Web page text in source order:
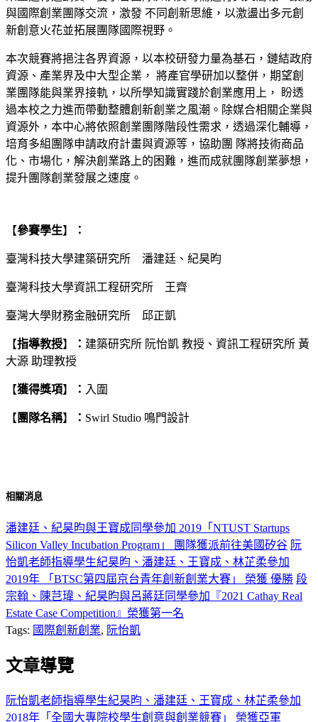
與國際創業團隊交流，激發 不同創新思維，以激盪出多元創
新創意火花並拓展團隊國際視野。
本次競賽將挹注各界資源，以本校研發力量為基石，鏈結政府
資源、產業界及中大型企業， 將產官學研加以整併，期望創
業團隊能與業界接軌，以所學知識實踐於創業應用上， 盼透
過本校之力進而帶動整體創新創業之風潮。除媒合相關企業與
資源外，本中心將依照創業團隊階段性需求，透過深化輔導，
培育多組團隊申請政府計畫與資源等，協助團 隊將技術商品
化、市場化，解決創業路上的困難，進而成就團隊創業夢想，
提升團隊創業發展之速度。
【參賽學生】 ：
臺灣科技大學建築研究所 潘建廷、紀昊昀
臺灣科技大學資訊工程研究所 王齊
臺灣大學財務金融研究所 邱正凱
【指導教授】 ： 建築研究所 阮怡凱 教授、資訊工程研究所 黃
大源 助理教授
【獲得獎項】 ： 入圍
【 團隊名稱】 ： Swirl Studio 鳴門設計
相關消息
潘建廷、紀昊昀與王寶成同學參加 2019「NTUST Startups
Silicon Valley Incubation Program」 團隊獲派前往美國矽谷 阮
怡凱老師指導學生紀昊昀、潘建廷、王寶成、林芷柔參加
2019年 「BTSC第四屆京台青年創新創業大賽」 榮獲 優勝 段
宗翰、陳芑瑋、紀昊昀與呂蔣廷同學參加『2021 Cathay Real
Estate Case Competition』榮獲第一名
Tags: 國際創新創業, 阮怡凱
文章導覽
阮怡凱老師指導學生紀昊昀、潘建廷、王寶成、林芷柔參加
2018年「全國大專院校學生創意與創業競賽」 榮獲亞軍